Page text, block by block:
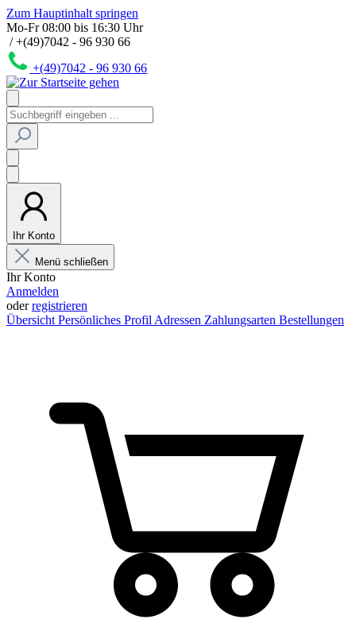
Zum Hauptinhalt springen
Mo-Fr 08:00 bis 16:30 Uhr
/ +(49)7042 - 96 930 66
+(49)7042 - 96 930 66
Ihr Konto
Menü schließen
Ihr Konto
Anmelden
oderregistrieren
Übersicht Persönliches Profil Adressen Zahlungsarten Bestellungen